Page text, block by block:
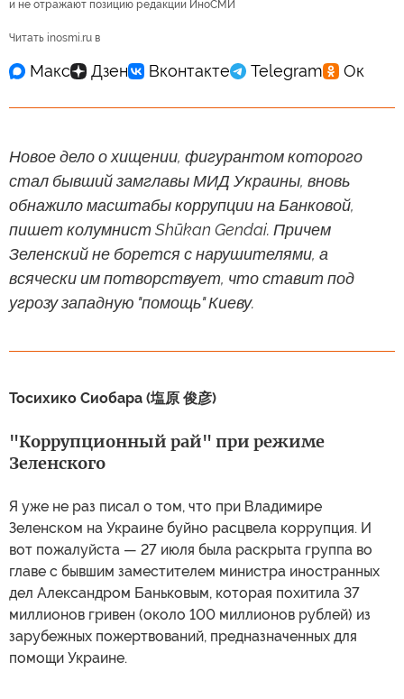
и не отражают позицию редакции ИноСМИ
Читать inosmi.ru в
Новое дело о хищении, фигурантом которого
стал бывший замглавы МИД Украины, вновь
обнажило масштабы коррупции на Банковой,
пишет колумнист Shūkan Gendai. Причем
Зеленский не борется с нарушителями, а
всячески им потворствует, что ставит под
угрозу западную "помощь" Киеву.
Тосихико Сиобара (塩原 俊彦)
"Коррупционный рай" при режиме
Зеленского
Я уже не раз писал о том, что при Владимире
Зеленском на Украине буйно расцвела коррупция. И
вот пожалуйста — 27 июля была раскрыта группа во
главе с бывшим заместителем министра иностранных
дел Александром Баньковым, которая похитила 37
миллионов гривен (около 100 миллионов рублей) из
зарубежных пожертвований, предназначенных для
помощи Украине.